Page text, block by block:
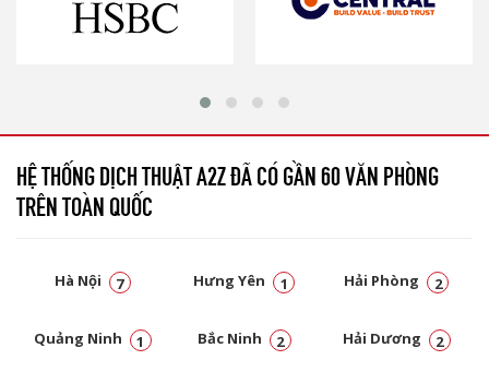
HỆ THỐNG DỊCH THUẬT A2Z ĐÃ CÓ GẦN 60 VĂN PHÒNG
TRÊN TOÀN QUỐC
Hà Nội 7 Hưng Yên 1 Hải Phòng 2
Quảng Ninh 1 Bắc Ninh 2 Hải Dương 2